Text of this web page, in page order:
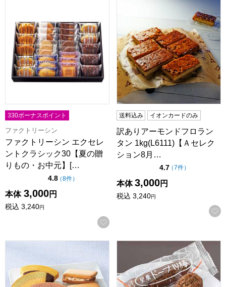
ファクトリーシン エクセレントクラシック30【夏の贈りも
330ボーナスポイント
ファクトリーシン
ファクトリーシン エクセレ
ントクラシック30【夏の贈
りもの・お中元】[…
4.8点（5点満点中）
（8件の評価
）
本体 3,000円
税込 3,240円
お気に入りに登録する
訳ありアーモンドフロラン
送料込み イオンカードのみ
訳ありアーモンドフロラン
タン 1kg(L6111)【Ａセレク
ション8月…
4.7点（5点満点中）
（7件の評価
）
本体 3,000円
税込 3,240円
銀座千疋屋 銀座ガトーセレクション【夏の贈りもの・お中
【アウトレット】フジバン